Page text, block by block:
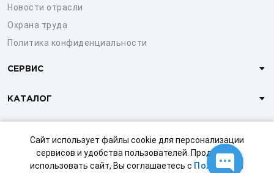
Сайт использует файлы cookie для персонализации
сервисов и удобства пользователей. Продолжая
использовать сайт, Вы соглашаетесь с Политикой
Новости отрасли
Охрана труда
Политика конфиденциальности
СЕРВИС
КАТАЛОГ